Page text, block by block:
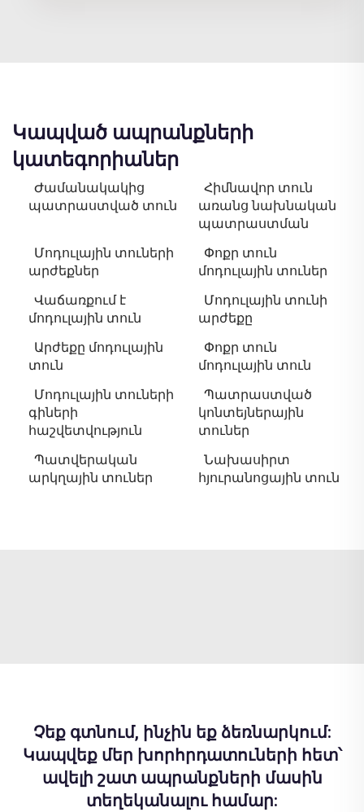
Կապված ապրանքների
կատեգորիաներ
Ժամանակակից
պատրաստված տուն
Հիմնավոր տուն
առանց նախնական
պատրաստման
Մոդուլային տուների
արժեքներ
Փոքր տուն
մոդուլային տուներ
Վաճառքում է
մոդուլային տուն
Մոդուլային տունի
արժեքը
Արժեքը մոդուլային
տուն
Փոքր տուն
մոդուլային տուն
Մոդուլային տուների
գիների
հաշվետվություն
Պատրաստված
կոնտեյներային
տուներ
Պատվերական
արկղային տուներ
Նախասիրտ
հյուրանոցային տուն
Չեք գտնում, ինչին եք ձեռնարկում:
Կապվեք մեր խորհրդատուների հետ՝
ավելի շատ ապրանքների մասին
տեղեկանալու համար: